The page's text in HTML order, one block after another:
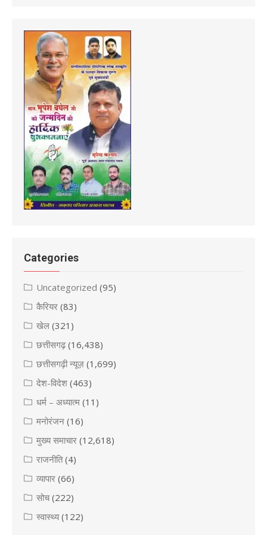
Categories
Uncategorized (95)
कैरियर (83)
खेल (321)
छत्तीसगढ़(16,438)
छत्तीसगढ़ी न्यूज़ (1,699)
देश-विदेश (463)
धर्म – अध्यात्म (11)
मनोरंजन (16)
मुख्य समाचार (12,618)
राजनीति(4)
व्यापार (66)
सोच(222)
स्वास्थ्य(122)